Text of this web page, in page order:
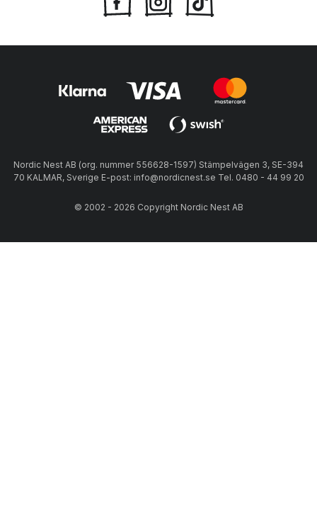
Nordic Nest AB (org. nummer 556628-1597) Stämpelvägen 3, SE-394
70 KALMAR, Sverige E-post: info@nordicnest.se Tel. 0480 - 44 99 20
© 2002 - 2026 Copyright Nordic Nest AB